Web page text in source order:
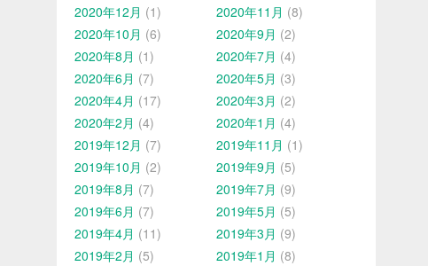
2020年12月 (1) 2020年11月 (8)
2020年10月 (6) 2020年9月 (2)
2020年8月 (1) 2020年7月 (4)
2020年6月 (7) 2020年5月 (3)
2020年4月 (17) 2020年3月 (2)
2020年2月 (4) 2020年1月 (4)
2019年12月 (7) 2019年11月 (1)
2019年10月 (2) 2019年9月 (5)
2019年8月 (7) 2019年7月 (9)
2019年6月 (7) 2019年5月 (5)
2019年4月 (11) 2019年3月 (9)
2019年2月 (5) 2019年1月 (8)